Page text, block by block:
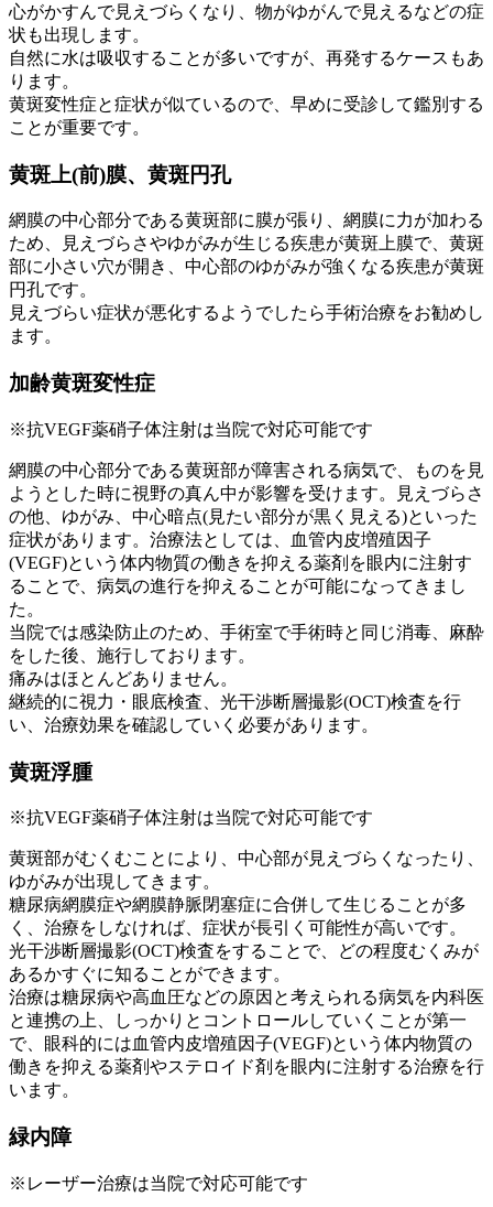
心がかすんで見えづらくなり、物がゆがんで見えるなどの症
状も出現します。
自然に水は吸収することが多いですが、再発するケースもあ
ります。
黄斑変性症と症状が似ているので、早めに受診して鑑別する
ことが重要です。
黄斑上(前)膜、黄斑円孔
網膜の中心部分である黄斑部に膜が張り、網膜に力が加わる
ため、見えづらさやゆがみが生じる疾患が黄斑上膜で、黄斑
部に小さい穴が開き、中心部のゆがみが強くなる疾患が黄斑
円孔です。
見えづらい症状が悪化するようでしたら手術治療をお勧めし
ます。
加齢黄斑変性症
※抗VEGF薬硝子体注射は当院で対応可能です
網膜の中心部分である黄斑部が障害される病気で、ものを見
ようとした時に視野の真ん中が影響を受けます。見えづらさ
の他、ゆがみ、中心暗点(見たい部分が黒く見える)といった
症状があります。治療法としては、血管内皮増殖因子
(VEGF)という体内物質の働きを抑える薬剤を眼内に注射す
ることで、病気の進行を抑えることが可能になってきまし
た。
当院では感染防止のため、手術室で手術時と同じ消毒、麻酔
をした後、施行しております。
痛みはほとんどありません。
継続的に視力・眼底検査、光干渉断層撮影(OCT)検査を行
い、治療効果を確認していく必要があります。
黄斑浮腫
※抗VEGF薬硝子体注射は当院で対応可能です
黄斑部がむくむことにより、中心部が見えづらくなったり、
ゆがみが出現してきます。
糖尿病網膜症や網膜静脈閉塞症に合併して生じることが多
く、治療をしなければ、症状が長引く可能性が高いです。
光干渉断層撮影(OCT)検査をすることで、どの程度むくみが
あるかすぐに知ることができます。
治療は糖尿病や高血圧などの原因と考えられる病気を内科医
と連携の上、しっかりとコントロールしていくことが第一
で、眼科的には血管内皮増殖因子(VEGF)という体内物質の
働きを抑える薬剤やステロイド剤を眼内に注射する治療を行
います。
緑内障
※レーザー治療は当院で対応可能です